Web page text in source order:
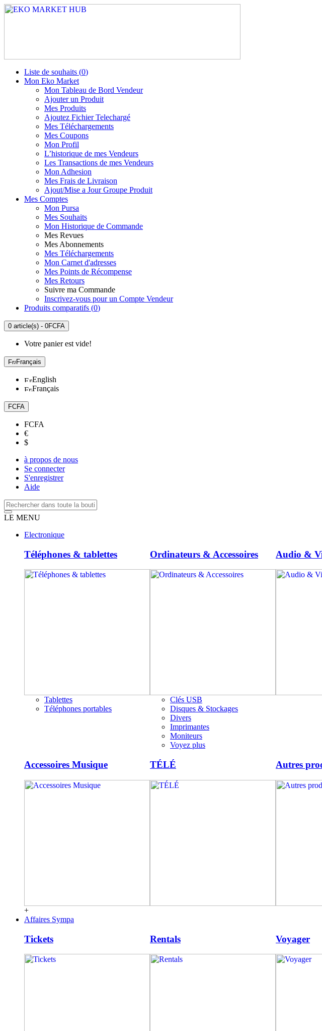
Liste de souhaits (0)
Mon Eko Market
Mon Tableau de Bord Vendeur
Ajouter un Produit
Mes Produits
Ajoutez Fichier Telechargé
Mes Téléchargements
Mes Coupons
Mon Profil
L’historique de mes Vendeurs
Les Transactions de mes Vendeurs
Mon Adhesion
Mes Frais de Livraison
Ajout/Mise a Jour Groupe Produit
Mes Comptes
Mon Pursa
Mes Souhaits
Mon Historique de Commande
Mes Revues
Mes Abonnements
Mes Téléchargements
Mon Carnet d'adresses
Mes Points de Récompense
Mes Retours
Suivre ma Commande
Inscrivez-vous pour un Compte Vendeur
Produits comparatifs (0)
0 article(s) - 0FCFA
Votre panier est vide!
Français
English
Français
FCFA
FCFA
€
$
à propos de nous
Se connecter
S'enregistrer
Aide
LE MENU
Electronique
Téléphones & tablettes
Tablettes
Téléphones portables
Ordinateurs & Accessoires
Clés USB
Disques & Stockages
Divers
Imprimantes
Moniteurs
Voyez plus
Audio &
Accessoires Musique TÉLÉ Autres
+
Affaires Sympa
Tickets Rentals Voyager